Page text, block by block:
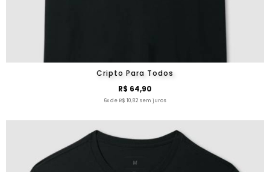
Cripto Para Todos
R$ 64,90
6x de R$ 10,82 sem juros